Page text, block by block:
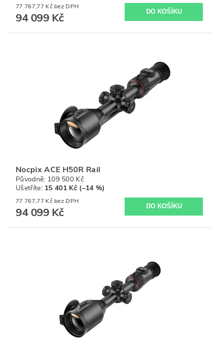
77 767,77 Kč bez DPH
94 099 Kč
Nocpix ACE H50R Rail
Původně: 109 500 Kč
Ušetříte: 15 401 Kč (–14 %)
77 767,77 Kč bez DPH
94 099 Kč